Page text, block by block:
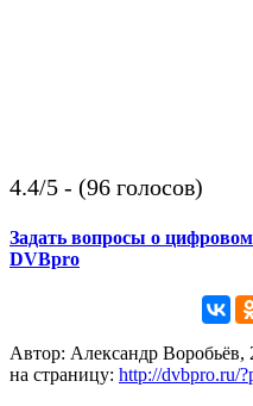
4.4/5 - (96 голосов)
Задать вопросы о
DVBpro
Автор: Александр Воробьёв,
на страницу: http://dvbpro.ru/